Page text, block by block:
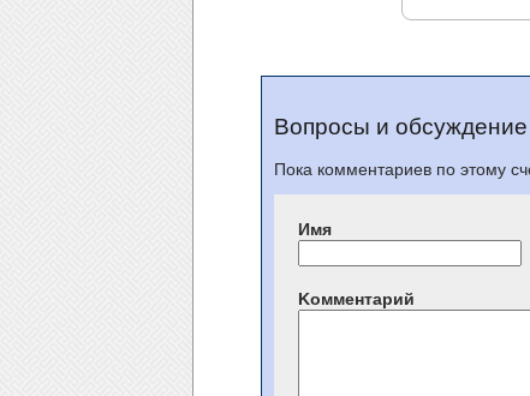
Вопросы и обсуждение
Пока комментариев по этому
Имя
Kомментарий